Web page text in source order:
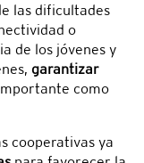
las dificultades
o
de los jóvenes y
garantizar
como
cooperativas ya